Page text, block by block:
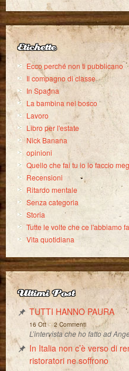
Etichette
Ecco perché non ti pubblicano
Il compagno di classe
In Spagna
La bambina nel bosco
Lavoro
Libro per l'estate
Nick Banana
opinioni
Quello che fai tu io lo faccio
Recensioni
Ritardo mentale
Senza categoria
Storia
Tutte le volte che ce l'abbiamo
Vita quotidiana
Ultimi Post
TUTTI HANNO PAURA
16 Ott-2 Commenti
L’intervista che ho fatto ad
In Italia non c’è verso di
ristoratori ne soffrono